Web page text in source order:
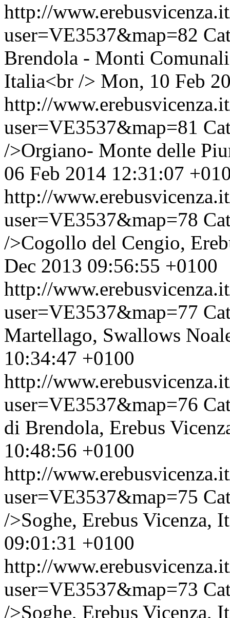
http://
user=VE3537&map=82
Brendola - Monti
Italia<br /> Mon, 10 Feb
http://
user=VE3537&map=81
/>Orgiano- Monte delle
06 Feb 2014 12:31:07
http://
user=VE3537&map=78
/>Cogollo del Cengio,
Dec 2013 09:56:55 +0100
http://
user=VE3537&map=77
Martellago, Swallows
10:34:47 +0100
http://
user=VE3537&map=76
di Brendola, Erebus
10:48:56 +0100
http://
user=VE3537&map=75
/>Soghe, Erebus Vicenza,
09:01:31 +0100
http://
user=VE3537&map=73
/>Soghe, Erebus Vicenza,